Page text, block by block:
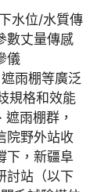
水位/水質傳
數丈量傳感
儀
雨棚等廣泛
規格和效能
雨棚群，
院野外站收
下，新疆阜
討站（以下